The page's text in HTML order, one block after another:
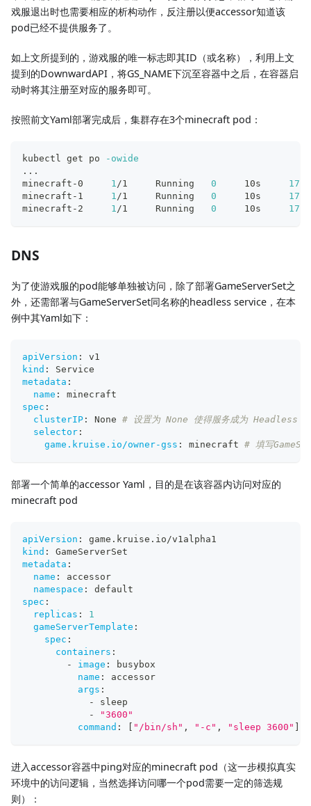
戏服退出时也需要相应的析构动作，反注册以便accessor知道该
pod已经不提供服务了。
如上文所提到的，游戏服的唯一标志即其ID（或名称），利用上文
提到的DownwardAPI，将GS_NAME下沉至容器中之后，在容器启
动时将其注册至对应的服务即可。
按照前文Yaml部署完成后，集群存在3个minecraft pod：
kubectl get po
-owide
.. .
minecraft-0 1/1     Running 0
     10s
minecraft-1 1/1     Running 0
     10s
minecraft-2 1/1     Running 0
     10s
DNS
为了使游戏服的pod能够单独被访问，除了部署GameServerSet之
外，还需部署与GameServerSet同名称的headless service，在本
例中其Yaml如下：
apiVersion :
v1
kind :
Service
metadata :
name :
minecraft
spec :
clusterIP : None # 设置为 None 使得服务成为 Headless
selector :
game.kruise.io/owner-gss : minecraft # 填写
部署一个简单的accessor Yaml，目的是在该容器内访问对应的
minecraft pod
apiVersion :
game.kruise.io/v1alpha1
kind :
GameServerSet
metadata :
name :
accessor
namespace :
default
spec :
replicas :
1
gameServerTemplate :
spec :
containers :
-
image :
busybox
name :
accessor
args :
-
sleep
-
"3600"
command : "/bin/sh" , "-c" , "sleep 3600"
进入accessor容器中ping对应的minecraft pod（这一步模拟真实
环境中的访问逻辑，当然选择访问哪一个pod需要一定的筛选规
则）：